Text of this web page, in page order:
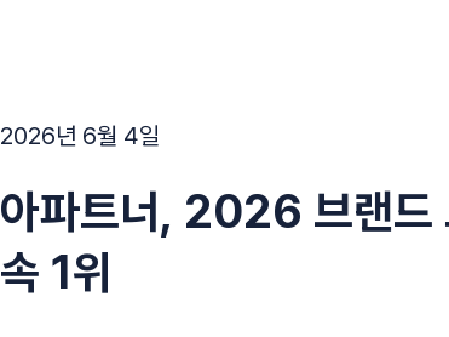
2026년 6월 4일
아파트너, 2026 브랜드
속 1위